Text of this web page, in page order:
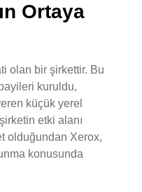
Ortaya
olan bir şirkettir. Bu
kuruldu,
küçük yerel
etki alanı
olduğundan Xerox,
konusunda